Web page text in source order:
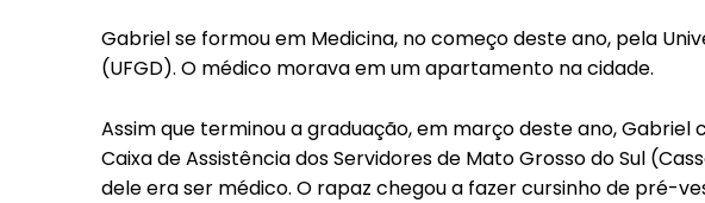
Gabriel se formou em Medicina, no começo deste ano, pela
(UFGD). O médico morava em um apartamento na cidade.
Assim que terminou a graduação, em março deste ano,
Caixa de Assistência dos Servidores de Mato Grosso do Sul
dele era ser médico. O rapaz chegou a fazer cursinho de pré-